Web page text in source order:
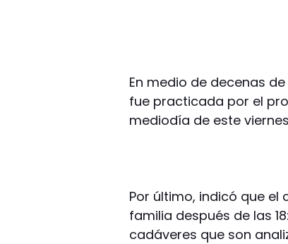
En medio de decenas
fue practicada por el
mediodía de este
Por último, indicó que
familia después de las
cadáveres que son